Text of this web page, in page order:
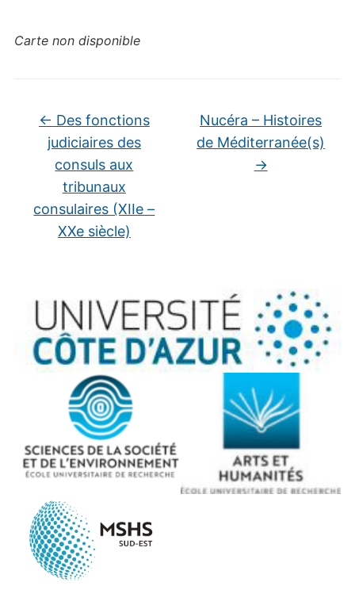
Carte non disponible
← Des fonctions
judiciaires des
consuls aux
tribunaux
consulaires (XIIe –
XXe siècle)
Nucéra – Histoires
de Méditerranée(s)
→